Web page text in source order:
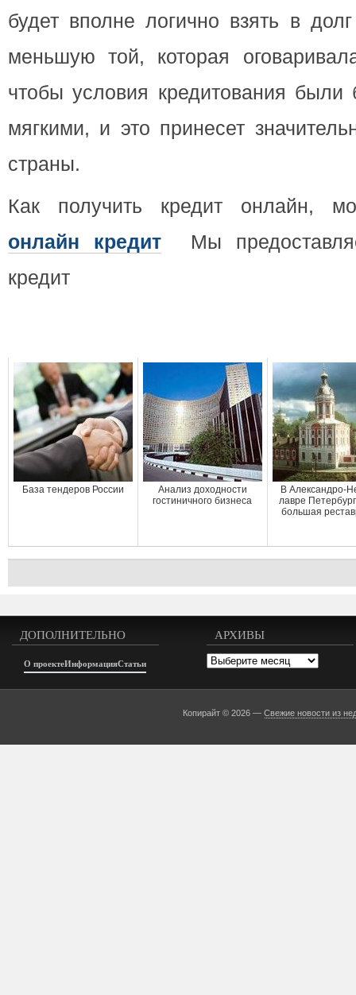
будет вполне логично взять в
меньшую той, которая
чтобы условия кредитования
мягкими, и это принесет
страны.
Как получить кредит онлайн,
онлайн кредит Мы
кредит
База тендеров России
Анализ доходности
гостиничного бизнеса
В Александро-
лавре
большая
ДОПОЛНИТЕЛЬНО
О проектеИнформацияСтатьи
АРХИВЫ
Архивы
Копирайт © 2026 —Свежие новости из